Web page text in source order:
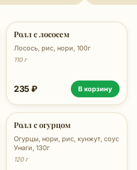
Ролл с лососем
Лосось, рис, нори, 100г
110 г
235 ₽ В корзину
Ролл с огурцом
Огурцы, нори, рис, кунжут, соус
Унаги, 130г
120 г